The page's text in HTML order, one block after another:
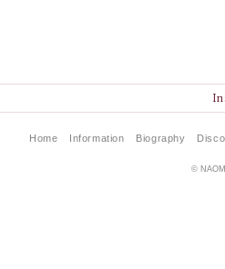
Home Information Biography
©